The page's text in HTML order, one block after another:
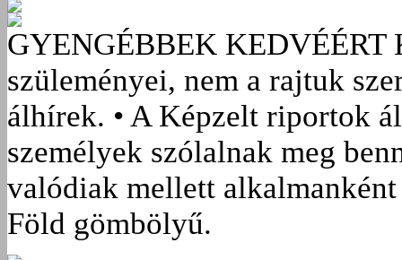
GYENGÉBBEK KEDVÉÉRT
szüleményei, nem a rajtuk
álhírek. • A Képzelt riportok
személyek szólalnak meg
valódiak mellett
Föld gömbölyű.